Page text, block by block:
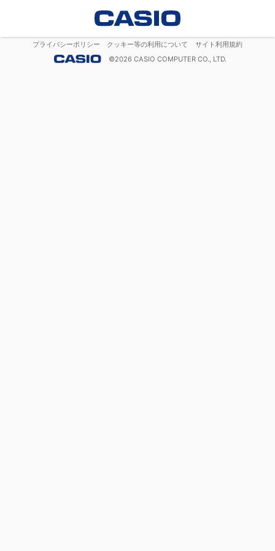
プライバシーポリシー クッキー等の利用について
サイト利用規約
©2026 CASIO COMPUTER CO., LTD.